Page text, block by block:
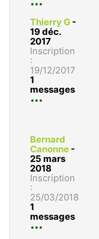
Thierry G -
19 déc.
2017
Inscription
:
19/12/2017
1
messages
Bernard
Canonne -
25 mars
2018
Inscription
:
25/03/2018
1
messages